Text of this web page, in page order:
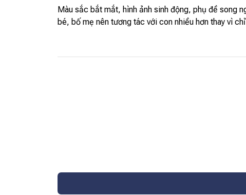
Màu sắc bắt mắt, hình ảnh sinh động, phụ đề song
bé, bố mẹ nên tương tác với con nhiều hơn thay vì